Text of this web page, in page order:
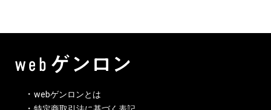
webゲンロンとは